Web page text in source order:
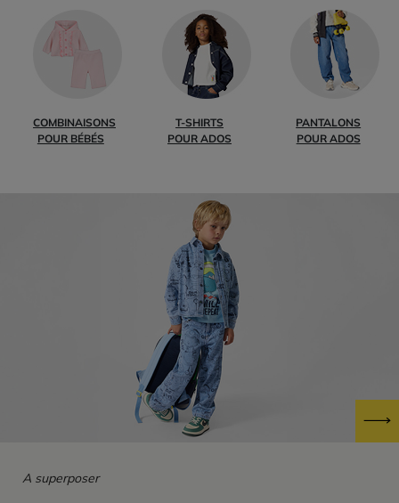
COMBINAISONS
POUR BÉBÉS
T-SHIRTS
POUR ADOS
PANTALONS
POUR ADOS
A superposer